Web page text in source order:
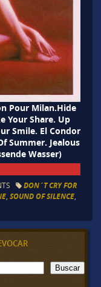
Pour Milan.Hide
Your Share. Up
Smile. El Condor
Summer. Jealous
Wasser)
DON´T CRY FOR
, SOUND OF SILENCE,
Buscar